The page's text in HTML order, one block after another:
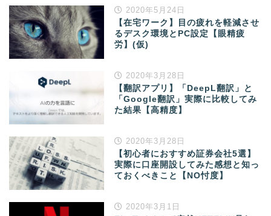
2020年5月24日
【在宅ワーク】目の疲れを軽減させ
るデスク環境とPC設定【眼精疲
労】(仮)
2020年3月28日
【翻訳アプリ】「DeepL翻訳」と
「Google翻訳」実際に比較してみ
た結果【高精度】
2020年3月28日
【初心者におすすめ証券会社5選】
実際に口座開設してみた感想と知っ
ておくべきこと【NO忖度】
2020年3月1日